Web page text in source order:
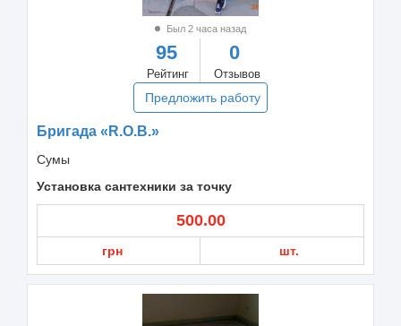
Был 2 часа назад
95
Рейтинг
0
Отзывов
Предложить работу
Бригада «R.O.B.»
Сумы
Установка сантехники за точку
500.00
грн шт.